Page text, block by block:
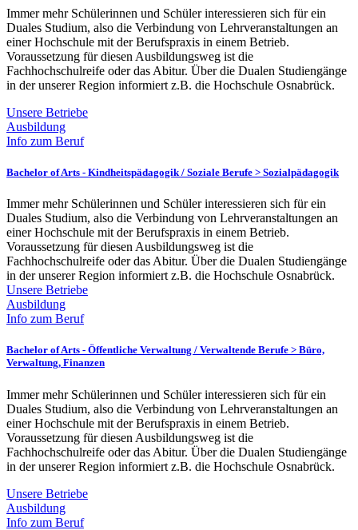
Immer mehr Schülerinnen und Schüler interessieren sich für ein
Duales Studium, also die Verbindung von Lehrveranstaltungen an
einer Hochschule mit der Berufspraxis in einem Betrieb.
Voraussetzung für diesen Ausbildungsweg ist die
Fachhochschulreife oder das Abitur. Über die Dualen Studiengänge
in der unserer Region informiert z.B. die Hochschule Osnabrück.
Unsere Betriebe
Ausbildung
Info zum Beruf
Bachelor of Arts - Kindheitspädagogik / Soziale Berufe > Sozialpädagogik
Immer mehr Schülerinnen und Schüler interessieren sich für ein
Duales Studium, also die Verbindung von Lehrveranstaltungen an
einer Hochschule mit der Berufspraxis in einem Betrieb.
Voraussetzung für diesen Ausbildungsweg ist die
Fachhochschulreife oder das Abitur. Über die Dualen Studiengänge
in der unserer Region informiert z.B. die Hochschule Osnabrück.
Unsere Betriebe
Ausbildung
Info zum Beruf
Bachelor of Arts - Öffentliche Verwaltung / Verwaltende Berufe > Büro,
Verwaltung, Finanzen
Immer mehr Schülerinnen und Schüler interessieren sich für ein
Duales Studium, also die Verbindung von Lehrveranstaltungen an
einer Hochschule mit der Berufspraxis in einem Betrieb.
Voraussetzung für diesen Ausbildungsweg ist die
Fachhochschulreife oder das Abitur. Über die Dualen Studiengänge
in der unserer Region informiert z.B. die Hochschule Osnabrück.
Unsere Betriebe
Ausbildung
Info zum Beruf